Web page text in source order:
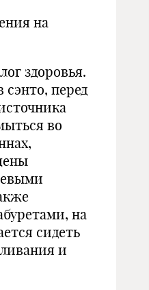
на
здоровья.
сэнто, перед
во
на
сидеть
и